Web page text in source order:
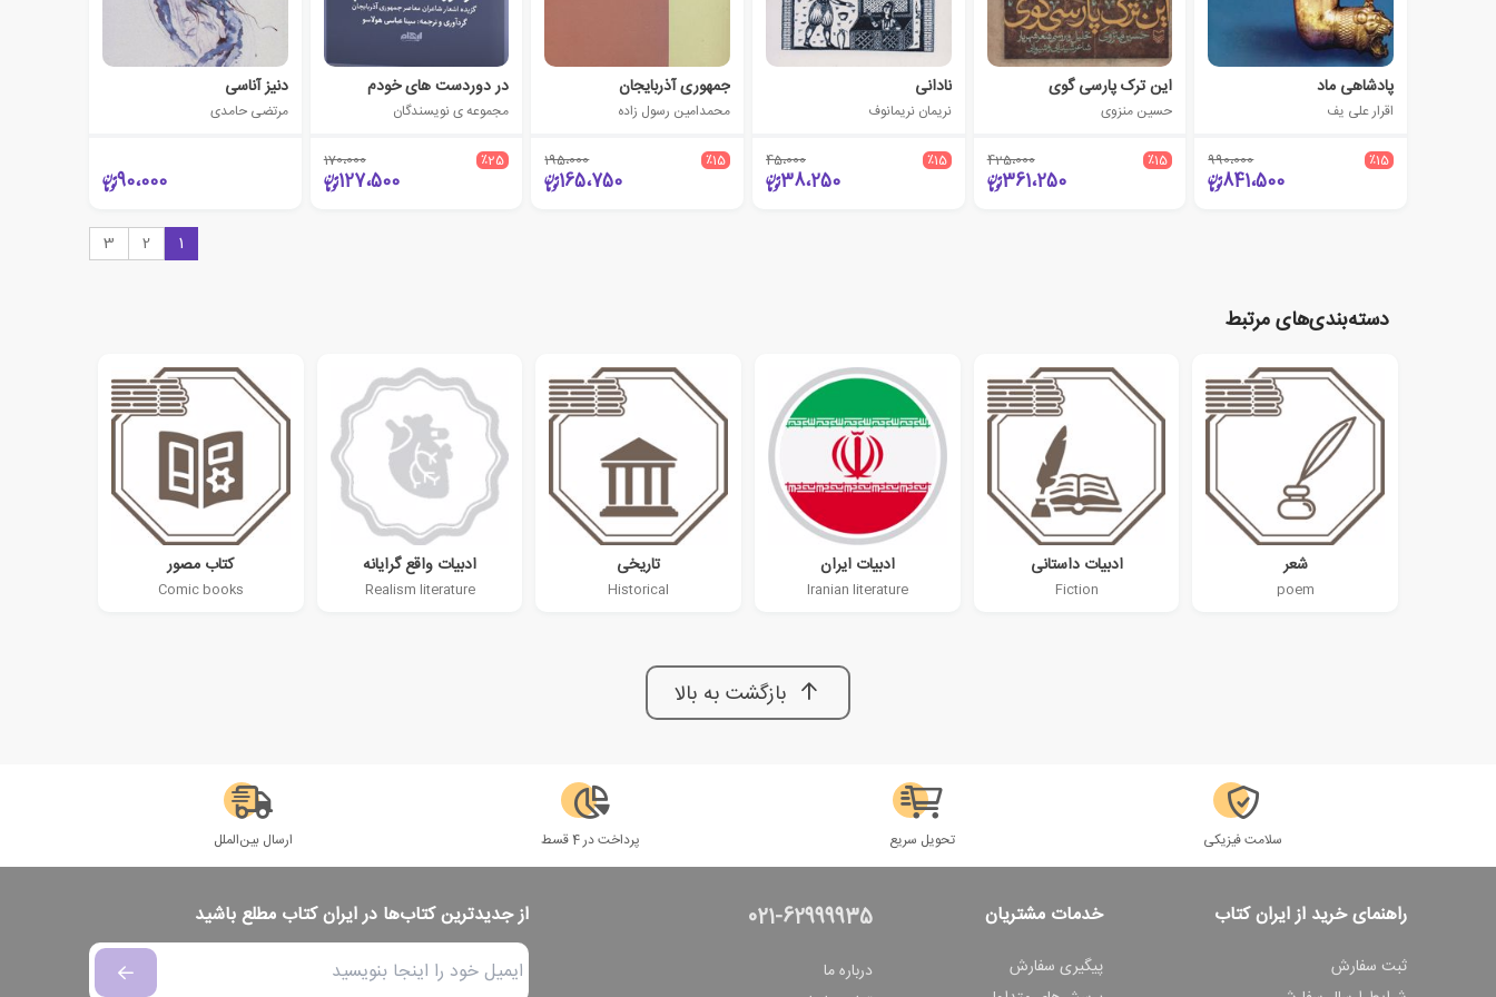
پادشاهی ماد
اقرار علی یف
٪15 990،000
841،500
این ترک پارسی گوی
حسین منزوی
٪15 425،000
361،250
نادانی
نریمان نریمانوف
٪15 45،000
38،250
جمهوری آذربایجان
محمدامین رسول زاده
٪15 195،000
165،750
در دوردست های خودم
مجموعه ی نویسندگان
٪25 170،000
127،500
دنیز آناسی
مرتضی حامدی
90،000
1
2
3
دسته‌بندی‌های مرتبط
شعر
poem
ادبیات داستانی
Fiction
ادبیات ایران
Iranian literature
تاریخی
Historical
ادبیات واقع گرایانه
Realism literature
کتاب مصور
Comic books
بازگشت به بالا
سلامت فیزیکی تحویل سریع پرداخت در 4 قسط ارسال بین‌الملل
راهنمای خرید از ایران کتاب
ثبت سفارش
خدمات مشتریان
پیگیری سفارش
021-62999935
درباره ما
از جدیدترین کتاب‌ها در ایران کتاب مطلع باشید